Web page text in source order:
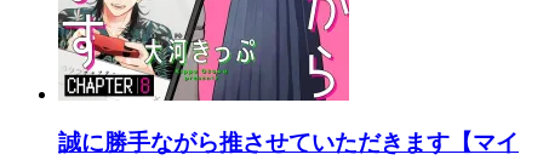
誠に勝手ながら推させていただきます【マイ